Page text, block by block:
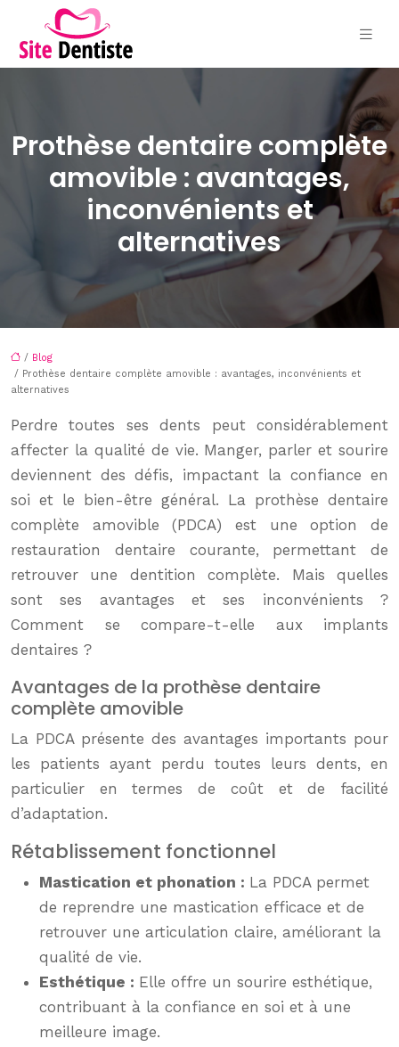
Prothèse dentaire complète
amovible : avantages,
inconvénients et
alternatives
/ Blog
/ Prothèse dentaire complète amovible : avantages, inconvénients et
alternatives
Perdre toutes ses dents peut considérablement
affecter la qualité de vie. Manger, parler et sourire
deviennent des défis, impactant la confiance en
soi et le bien-être général. La prothèse dentaire
complète amovible (PDCA) est une option de
restauration dentaire courante, permettant de
retrouver une dentition complète. Mais quelles
sont ses avantages et ses inconvénients ?
Comment se compare-t-elle aux implants
dentaires ?
Avantages de la prothèse dentaire
complète amovible
La PDCA présente des avantages importants pour
les patients ayant perdu toutes leurs dents, en
particulier en termes de coût et de facilité
d’adaptation.
Rétablissement fonctionnel
Mastication et phonation : La PDCA permet
de reprendre une mastication efficace et de
retrouver une articulation claire, améliorant la
qualité de vie.
Esthétique : Elle offre un sourire esthétique,
contribuant à la confiance en soi et à une
meilleure image.